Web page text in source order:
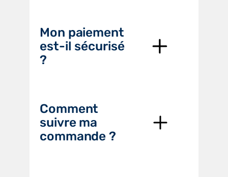
Mon paiement
est-il sécurisé
?
Comment
suivre ma
commande ?